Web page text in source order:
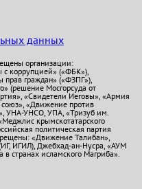
данных
организации:
с коррупцией» («ФБК»),
прав граждан» («ФЗПГ»),
(решение Мосгорсуда от
«Свидетели Иеговы», «Армия
«Движение против
УНА-УНСО, УПА, «Тризуб им.
крымскотатарского
политическая партия
«Движение Талибан»,
ИГИЛ), Джебхад-ан-Нусра, «АУМ
странах исламского Магриба».